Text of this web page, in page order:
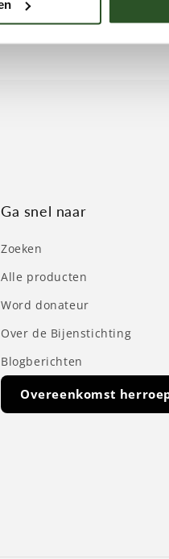
Ga snel naar
Zoeken
Alle producten
Word donateur
Over de Bijenstichting
Blogberichten
Overeenkomst